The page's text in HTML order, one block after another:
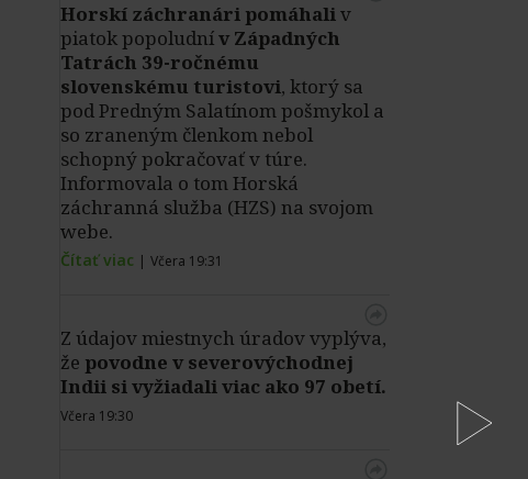
Horskí záchranári pomáhaliv
piatok popoludnív Západných
Tatrách 39-ročnému
slovenskému turistovi, ktorý sa
pod Predným Salatínom pošmykol a
so zraneným členkom nebol
schopný pokračovať v túre.
Informovala o tom Horská
záchranná služba (HZS) na svojom
webe.
Čítať viac | Včera 19:31
Z údajov miestnych úradov vyplýva,
že povodne v severovýchodnej
Indii si vyžiadali viac ako 97 obetí.
Včera 19:30